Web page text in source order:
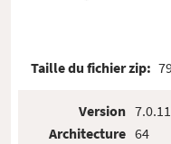
Taille du fichier zip:
Version
Architecture 64